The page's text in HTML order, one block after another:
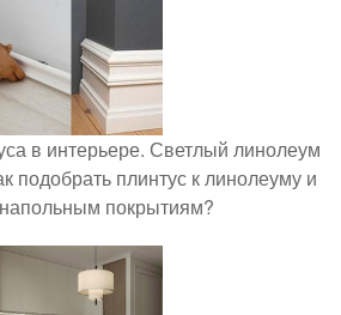
в интерьере. Светлый линолеум
подобрать плинтус к линолеуму и
покрытиям?